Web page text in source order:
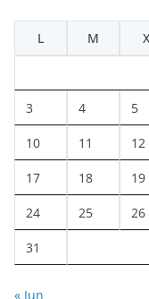
L
M X
3 4 5
10 11 12
17 18 19
24 25 26
31
« Jun